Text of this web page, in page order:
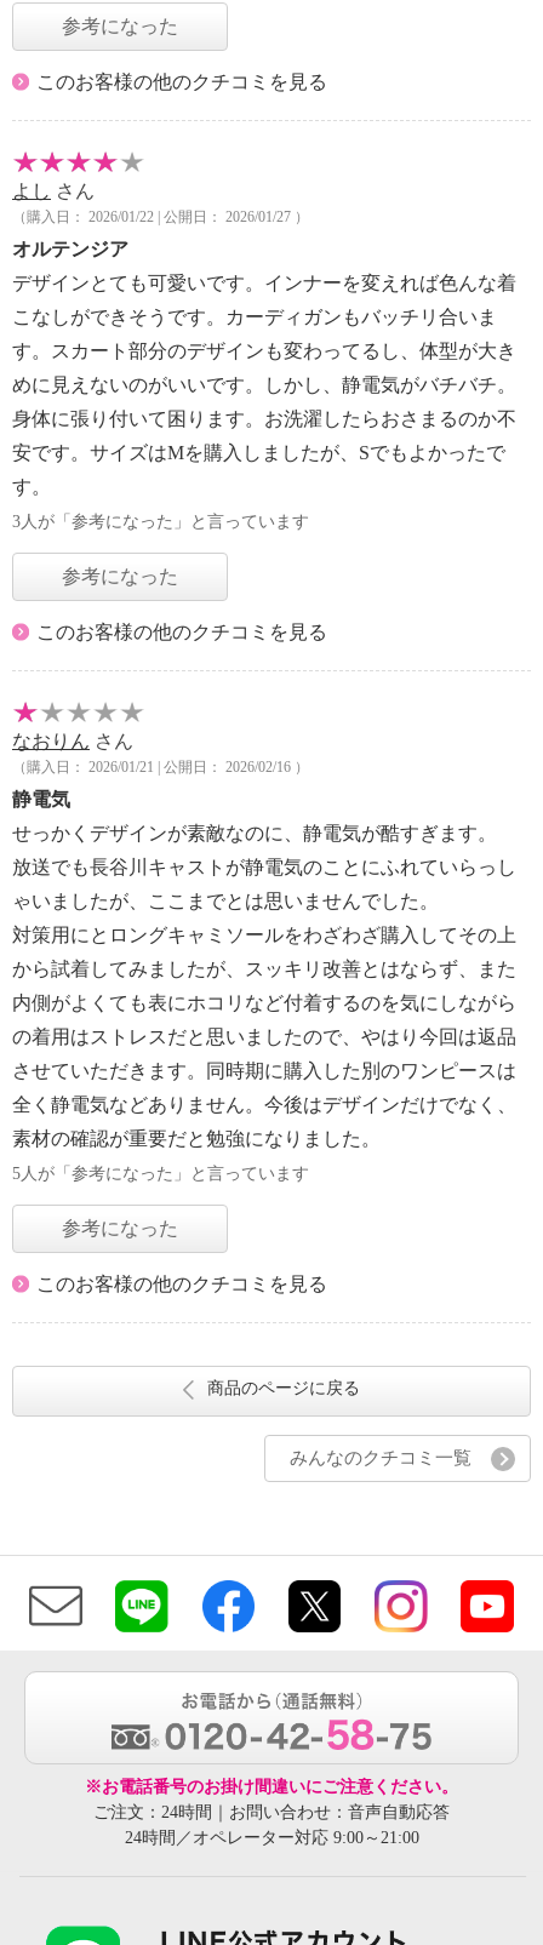
参考になった
このお客様の他のクチコミを見る
よし さん
（購入日： 2026/01/22 | 公開日： 2026/01/27 ）
オルテンジア
デザインとても可愛いです。インナーを変えれば色んな着
こなしができそうです。カーディガンもバッチリ合いま
す。スカート部分のデザインも変わってるし、体型が大き
めに見えないのがいいです。しかし、静電気がバチバチ。
身体に張り付いて困ります。お洗濯したらおさまるのか不
安です。サイズはMを購入しましたが、Sでもよかったで
す。
3人が「参考になった」と言っています
参考になった
このお客様の他のクチコミを見る
なおりん さん
（購入日： 2026/01/21 | 公開日： 2026/02/16 ）
静電気
せっかくデザインが素敵なのに、静電気が酷すぎます。
放送でも長谷川キャストが静電気のことにふれていらっし
ゃいましたが、ここまでとは思いませんでした。
対策用にとロングキャミソールをわざわざ購入してその上
から試着してみましたが、スッキリ改善とはならず、また
内側がよくても表にホコリなど付着するのを気にしながら
の着用はストレスだと思いましたので、やはり今回は返品
させていただきます。同時期に購入した別のワンピースは
全く静電気などありません。今後はデザインだけでなく、
素材の確認が重要だと勉強になりました。
5人が「参考になった」と言っています
参考になった
このお客様の他のクチコミを見る
商品のページに戻る
みんなのクチコミ一覧
※お電話番号のお掛け間違いにご注意ください。
ご注文：24時間｜お問い合わせ：音声自動応答
24時間／オペレーター対応 9:00～21:00